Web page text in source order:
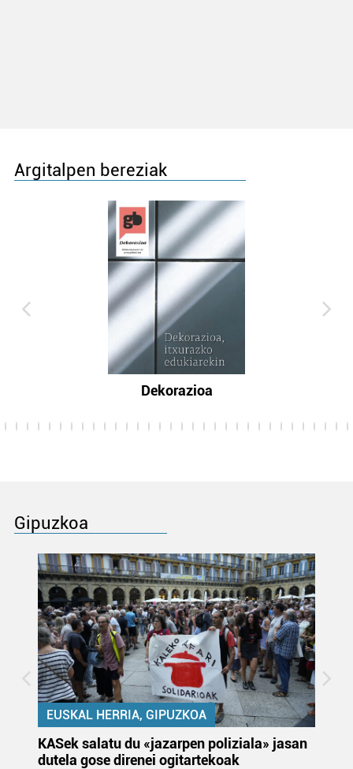
Argitalpen bereziak
Dekorazioa
Gipuzkoa
EUSKAL HERRIA, GIPUZKOA
KASek salatu du «jazarpen poliziala» jasan
dutela gose direnei ogitartekoak